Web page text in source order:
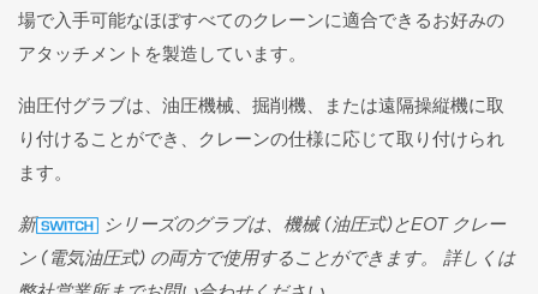
場で入手可能なほぼすべてのクレーンに適合できるお好みの
アタッチメントを製造しています。
油圧付グラブは、油圧機械、掘削機、または遠隔操縦機に取
り付けることができ、クレーンの仕様に応じて取り付けられ
ます。
新
シリーズのグラブは、機械 (油圧式)とEOT クレー
ン (電気油圧式) の両方で使用することができます。 詳しくは